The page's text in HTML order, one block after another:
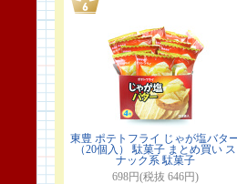
東豊 ポテトフライ じゃが塩バタ
（20個入） 駄菓子 まとめ買い ス
ナック系 駄菓子
698円(税抜 646円)